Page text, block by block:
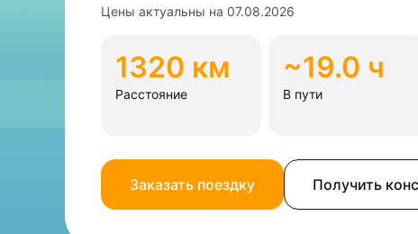
Цены актуальны на 07.08.2026
1320 км
Расстояние
~19.0 ч
В пути
Заказать поездку Получить